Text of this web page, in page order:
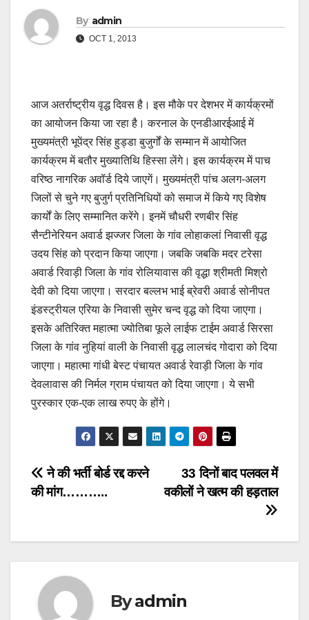
By admin
OCT 1, 2013
आज अतर्राष्ट्रीय वृद्ध दिवस है। इस मौके पर देशभर में कार्यक्रमों
का आयोजन किया जा रहा है। करनाल के एनडीआरईआई में
मुख्यमंत्री भूपेंद्र सिंह हुड्डा बुजुर्गों के सम्मान में आयोजित
कार्यक्रम में बतौर मुख्यातिथि हिस्सा लेंगे। इस कार्यक्रम में पाच
वरिष्ठ नागरिक अवॉर्ड दिये जाएगें। मुख्यमंत्री पांच अलग-अलग
जिलों से चुने गए बुजुर्ग प्रतिनिधियों को समाज में किये गए विशेष
कार्यों के लिए सम्मानित करेंगे। इनमें चौधरी रणबीर सिंह
सैन्टीनेरियन अवार्ड झज्जर जिला के गांव लोहाकलां निवासी वृद्ध
उदय सिंह को प्रदान किया जाएगा। जबकि जबकि मदर टरेसा
अवार्ड रिवाड़ी जिला के गांव रोलियावास की वृद्धा श्रीमती मिश्रो
देवी को दिया जाएगा। सरदार बल्लभ भाई ब्रेवरी अवार्ड सोनीपत
इंडस्ट्रीयल एरिया के निवासी सुमेर चन्द वृद्ध को दिया जाएगा।
इसके अतिरिक्त महात्मा ज्योतिबा फूले लाईफ टाईम अवार्ड सिरसा
जिला के गांव नुहियां वाली के निवासी वृद्ध लालचंद गोदारा को दिया
जाएगा। महात्मा गांधी बेस्ट पंचायत अवार्ड रेवाड़ी जिला के गांव
देवलावास की निर्मल ग्राम पंचायत को दिया जाएगा। ये सभी
पुरस्कार एक-एक लाख रुपए के होंगे।
Post
33 दिनों बाद पलवल में
वकीलों ने खत्म की हड़ताल
ने की भर्ती बोर्ड रद्द करने
की मांग………..
Byadmin